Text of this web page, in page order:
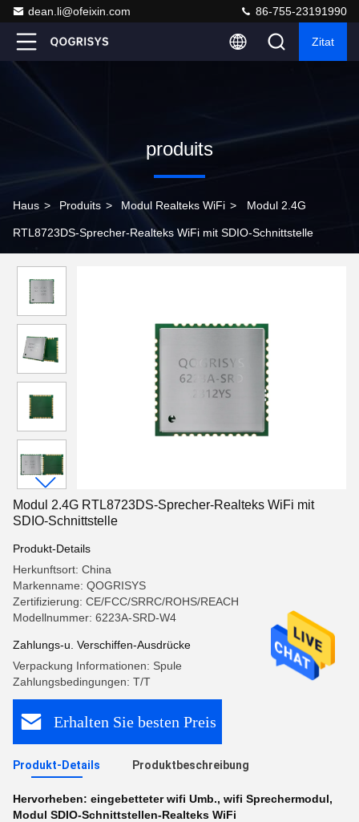
dean.li@ofeixin.com 86-755-23191990
Zitat
produits
Haus > Produits > Modul Realteks WiFi > Modul 2.4G
RTL8723DS-Sprecher-Realteks WiFi mit SDIO-Schnittstelle
Modul 2.4G RTL8723DS-Sprecher-Realteks WiFi mit
SDIO-Schnittstelle
Produkt-Details
Herkunftsort: China
Markenname: QOGRISYS
Zertifizierung: CE/FCC/SRRC/ROHS/REACH
Modellnummer: 6223A-SRD-W4
Zahlungs-u. Verschiffen-Ausdrücke
Verpackung Informationen: Spule
Zahlungsbedingungen: T/T
Erhalten Sie besten Preis
Produkt-Details Produktbeschreibung
Hervorheben: eingebetteter wifi Umb., wifi Sprechermodul,
Modul SDIO-Schnittstellen-Realteks WiFi